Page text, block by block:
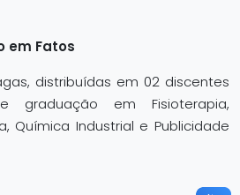
em Fatos
distribuídas em 02 discentes
em Fisioterapia,
Química Industrial e Publicidade